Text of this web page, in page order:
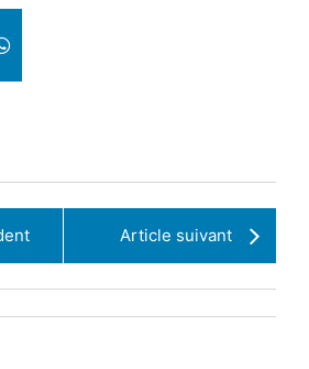
Article suivant